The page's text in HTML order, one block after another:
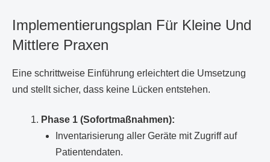
Implementierungsplan Für Kleine Und
Mittlere Praxen
Eine schrittweise Einführung erleichtert die Umsetzung
und stellt sicher, dass keine Lücken entstehen.
Phase 1 (Sofortmaßnahmen):
Inventarisierung aller Geräte mit Zugriff auf
Patientendaten.